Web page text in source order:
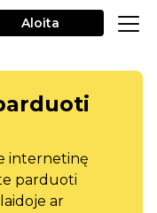
Aloita
internetinę
parduoti
ar